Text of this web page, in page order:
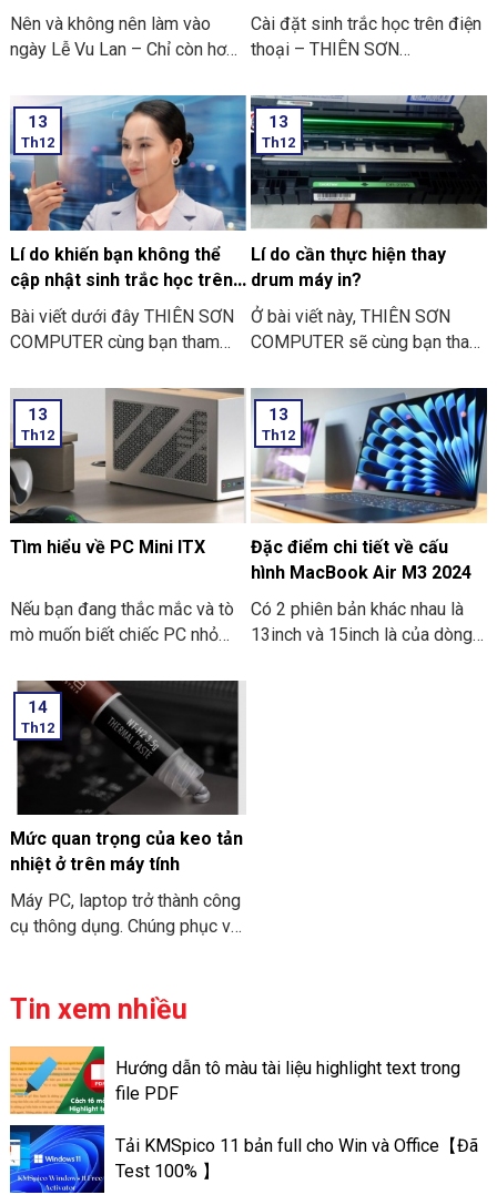
Nên và không nên làm vào
ngày Lễ Vu Lan – Chỉ còn hơn
ngày Vu Lan báo hiếu rồi.
THIÊN SƠN COMPUTER chia
sẻ với bạn về những việc nên
và không nên làm ngày Lễ Vu
Lan nhé.
Cài đặt sinh trắc học trên điện
thoại – THIÊN SƠN
khảo “các bước thực hiện cài
đặt sinh trắc học trên điện
thoại” nhé
13
Th12
Lí do khiến bạn không thể
cập nhật sinh trắc học trên
ứng dụng ngân hàng
Bài viết dưới đây THIÊN SƠN
COMPUTER cùng bạn tham
không thể cập nhật sinh trắc
học trên ứng dụng ngân hàng
thường gặp nhé:
13
Th12
Lí do cần thực hiện thay
drum máy in?
Ở bài viết này, THIÊN SƠN
COMPUTER sẽ cùng bạn tham
drum máy in là như thế nào
nhé?
13
Th12
Tìm hiểu về PC Mini ITX
Nếu bạn đang thắc mắc và tò
mò muốn biết chiếc PC nhỏ
nhiều nơi thì PC Mini ITX có
thể đáp ứng được nhu cầu đó.
Sau đây là một số thông tin
khi bạn tìm hiểu về PC Mini
ITX. Cùng THIÊN SƠN
COMPUTER tham khảo nhé.
13
Th12
Đặc điểm chi tiết về cấu
hình MacBook Air M3 2024
Có 2 phiên bản khác nhau là
13inch và 15inch là của dòng
14
Th12
Mức quan trọng của keo tản
nhiệt ở trên máy tính
Máy PC, laptop trở thành công
cụ thông dụng. Chúng phục vụ
tính đươc đảm bảo. Bạn cần
định kỳ. Việc tra keo tản nhiệt
trên máy tính có thể giúp máy
tính có thể đạt được hiệu suất
tốt. Và có hoạt động ổn định
tốt hơn. Sau đây là thông tin về
mức quan trọng của keo tản
Tin xem nhiều
Hướng dẫn tô màu tài liệu highlight text trong
file PDF
Tải KMSpico 11 bản full cho Win và Office【Đã
Test 100% 】